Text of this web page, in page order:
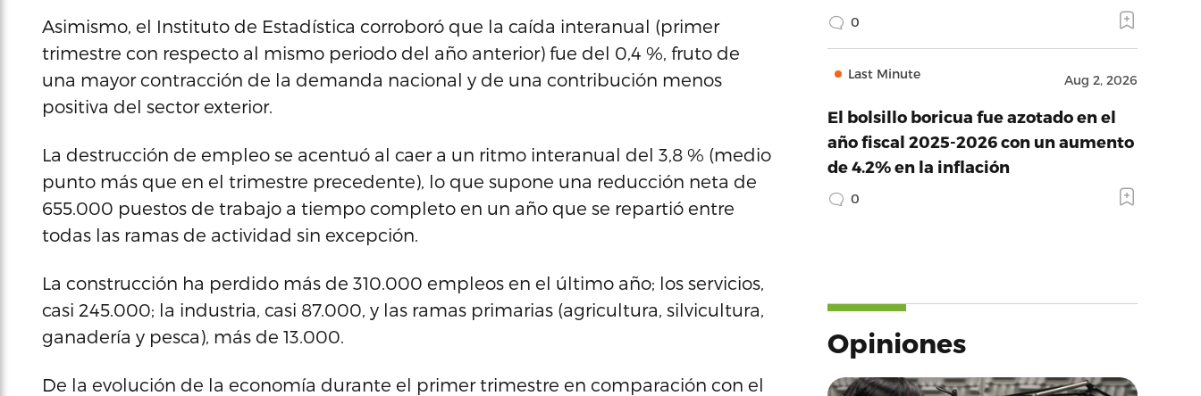
Asimismo, el Instituto de Estadística corroboró que la caída interanual (primer
trimestre con respecto al mismo periodo del año anterior) fue del 0,4 %, fruto de
una mayor contracción de la demanda nacional y de una contribución menos
positiva del sector exterior.
La destrucción de empleo se acentuó al caer a un ritmo interanual del 3,8 % (medio
punto más que en el trimestre precedente), lo que supone una reducción neta de
655.000 puestos de trabajo a tiempo completo en un año que se repartió entre
todas las ramas de actividad sin excepción.
La construcción ha perdido más de 310.000 empleos en el último año; los servicios,
casi 245.000; la industria, casi 87.000, y las ramas primarias (agricultura, silvicultura,
ganadería y pesca), más de 13.000.
De la evolución de la economía durante el primer trimestre en comparación con el
0
Last Minute Aug 2, 2026
El bolsillo boricua fue azotado en el
año fiscal 2025-2026 con un aumento
de 4.2% en la inflación
0
Opiniones